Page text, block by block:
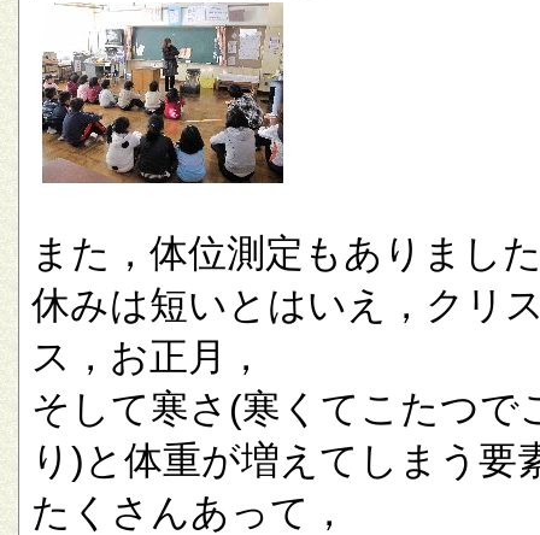
また，体位測定もありまし
休みは短いとはいえ，クリ
ス，お正月，
そして寒さ(寒くてこたつで
り)と体重が増えてしまう要
たくさんあって，